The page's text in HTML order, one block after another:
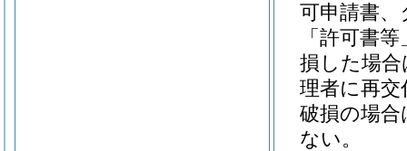
可申請書
「許可書
損した場合
理者に再
破損の場
ない。